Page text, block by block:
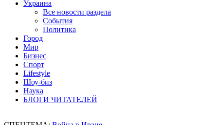
Украина
Все новости раздела
События
Политика
Город
Мир
Бизнес
Спорт
Lifestyle
Шоу-биз
Наука
БЛОГИ ЧИТАТЕЛЕЙ